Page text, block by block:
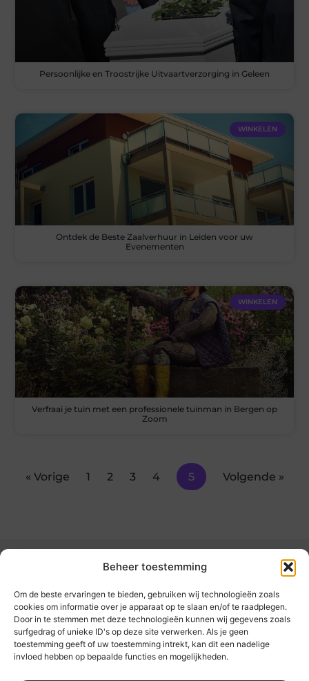
Beheer toestemming
Om de beste ervaringen te bieden, gebruiken wij technologieën zoals
cookies om informatie over je apparaat op te slaan en/of te raadplegen.
Door in te stemmen met deze technologieën kunnen wij gegevens zoals
surfgedrag of unieke ID's op deze site verwerken. Als je geen
toestemming geeft of uw toestemming intrekt, kan dit een nadelige
invloed hebben op bepaalde functies en mogelijkheden.
Persoonlijke en Troostrijke Uitvaartverzorging in Geleen
WINKELEN
Ontdek de Beste Zaalverhuur in Leiden voor uw
Evenementen
WINKELEN
Verfraai je tuin met een professionele tuinman in Bergen op
Zoom
« Vorige 1 2 3 4 5 Volgende »
kickinsite.nl – Echt, eerlijk, alles wat telt.
Een verzameling van blogs en artikelen die